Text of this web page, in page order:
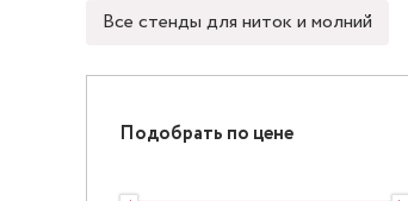
Все стенды для ниток и молний
Подобрать по цене